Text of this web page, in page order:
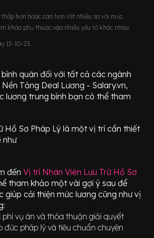
hơn hoặc cao hơn rất nhiều so với mức
khảo phụ thuộc vào nhiều yếu tố khác nhau.
15-10-23.
quân đối với tất cả các ngành
Tảng Deal Lương - Salary.vn,
lương trung bình bạn có thể tham
Hồ Sơ Pháp Lý là một vị trícần thiết
như
đến Vị trí Nhân Viên Lưu Trữ Hồ Sơ
tham khảo một vài gợi ý sau để
giúp cải thiện mức lương cũng như vị
phí vụ án và thỏa thuận giải quyết
đức pháp lý và tiêu chuẩn chuyên